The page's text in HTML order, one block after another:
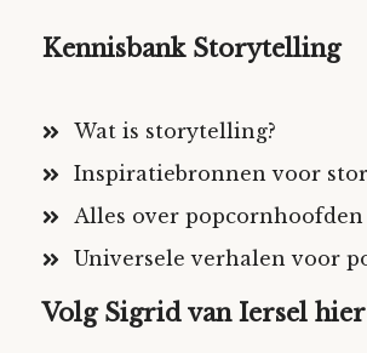
Kennisbank Storytelling
Wat is storytelling?
Inspiratiebronnen voor
Alles over popcornhoofden
Universele verhalen voor
Volg Sigrid van Iersel